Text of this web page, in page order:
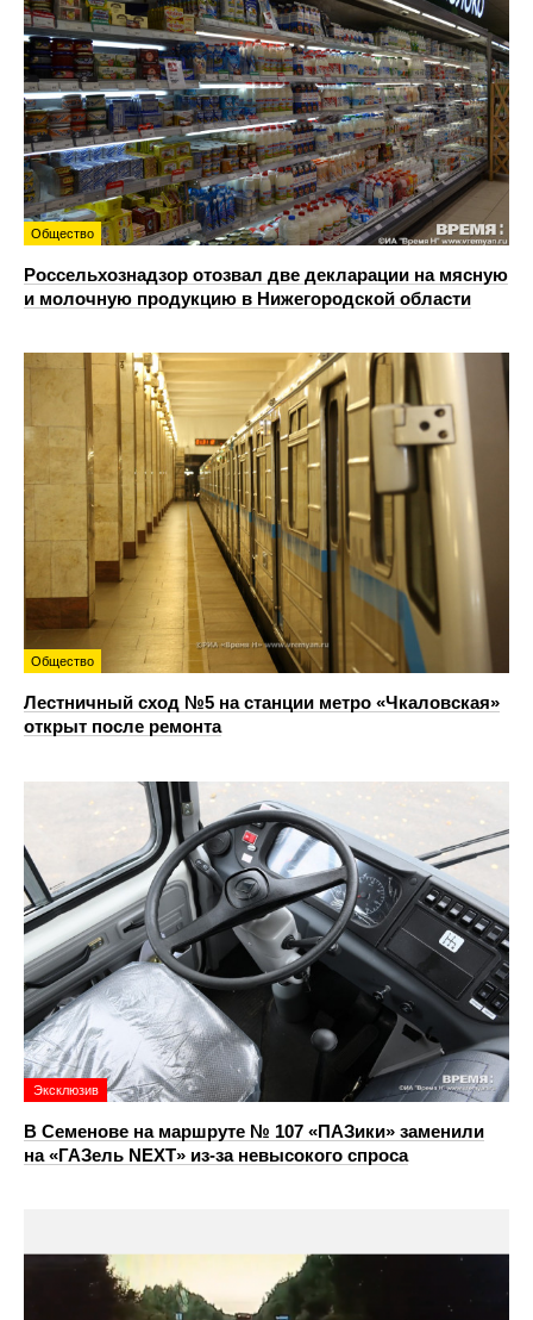
Общество
Россельхознадзор отозвал две декларации на мясную
и молочную продукцию в Нижегородской области
Общество
Лестничный сход №5 на станции метро «Чкаловская»
открыт после ремонта
Эксклюзив
В Семенове на маршруте № 107 «ПАЗики» заменили
на «ГАЗель NEXT» из‑за невысокого спроса